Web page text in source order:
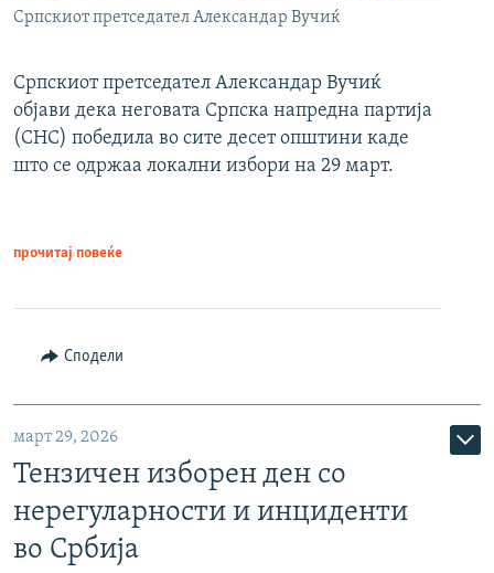
Српскиот претседател Александар Вучиќ
Српскиот претседател Александар Вучиќ
објави дека неговата Српска напредна партија
(СНС) победила во сите десет општини каде
што се одржаа локални избори на 29 март.
прочитај повеќе
Сподели
март 29, 2026
Тензичен изборен ден со
нерегуларности и инциденти
во Србија